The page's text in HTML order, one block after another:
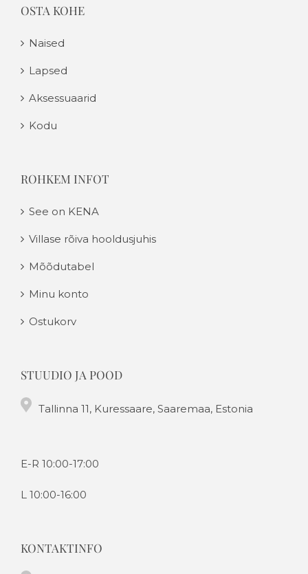
OSTA KOHE
Naised
Lapsed
Aksessuaarid
Kodu
ROHKEM INFOT
See on KENA
Villase rõiva hooldusjuhis
Mõõdutabel
Minu konto
Ostukorv
STUUDIO JA POOD
Tallinna 11, Kuressaare, Saaremaa, Estonia
E-R 10:00-17:00
L 10:00-16:00
KONTAKTINFO